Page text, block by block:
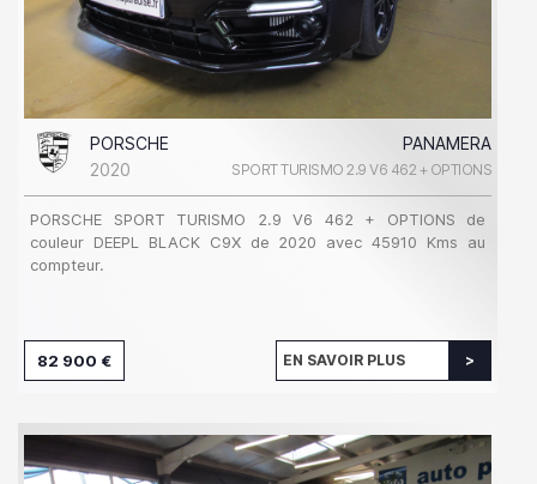
PORSCHE
PANAMERA
2020
SPORT TURISMO 2.9 V6 462 + OPTIONS
PORSCHE SPORT TURISMO 2.9 V6 462 + OPTIONS de
couleur DEEPL BLACK C9X de 2020 avec 45910 Kms au
compteur.
82 900 € EN SAVOIR PLUS